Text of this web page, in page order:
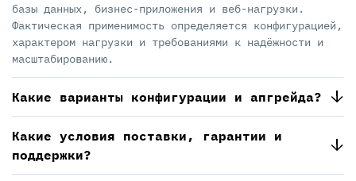
базы данных, бизнес-приложения и веб-нагрузки.
Фактическая применимость определяется конфигурацией,
характером нагрузки и требованиями к надёжности и
масштабированию.
Какие варианты конфигурации и апгрейда?
Какие условия поставки, гарантии и
поддержки?